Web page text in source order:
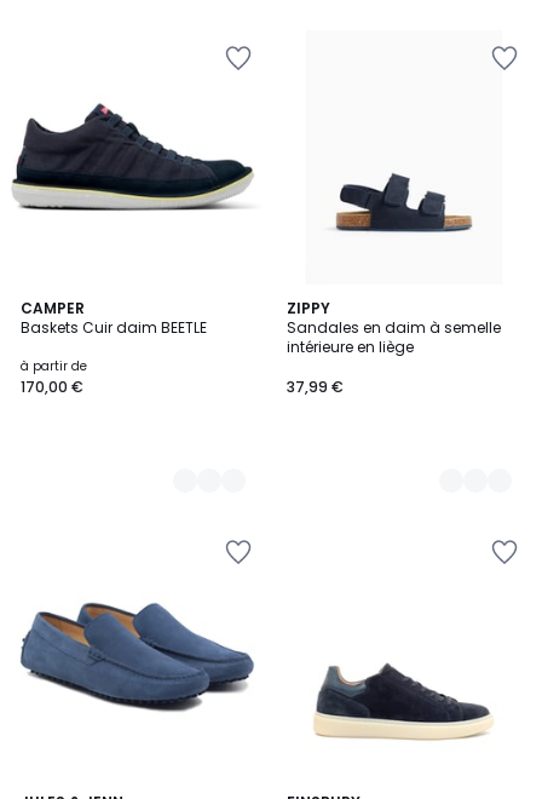
CAMPER
Baskets Cuir daim BEETLE
à partir de
170,00 €
3
Couleurs
ZIPPY
Sandales en daim à semelle
intérieure en liège
37,99 €
2
Couleurs